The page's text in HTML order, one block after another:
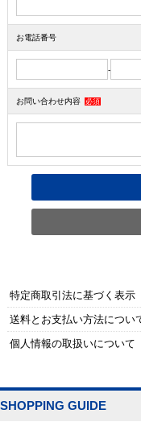
お電話番号
-
お問い合わせ内容 必須
特定商取引法に基づく表示
送料とお支払い方法につい
個人情報の取扱いについて
SHOPPING GUIDE